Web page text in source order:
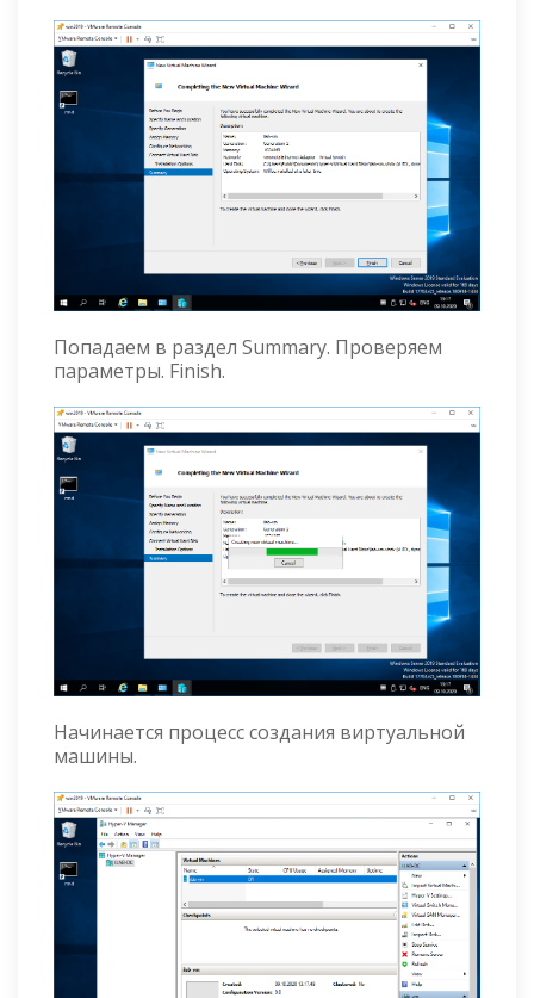
Попадаем в раздел Summary. Проверяем
параметры. Finish.
Начинается процесс создания виртуальной
машины.